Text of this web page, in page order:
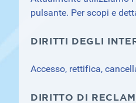
pulsante. Per scopi e
DIRITTI DEGLI
Accesso, rettifica,
DIRITTO DI